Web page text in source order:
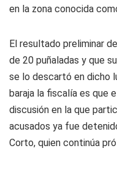
en la zona conocida
El resultado preliminar
de 20 puñaladas y que
se lo descartó en dicho
baraja la fiscalía es que
discusión en la que
acusados ya fue
Corto, quien continúa